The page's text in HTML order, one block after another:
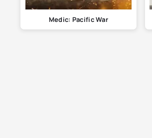
Medic: Pacific War